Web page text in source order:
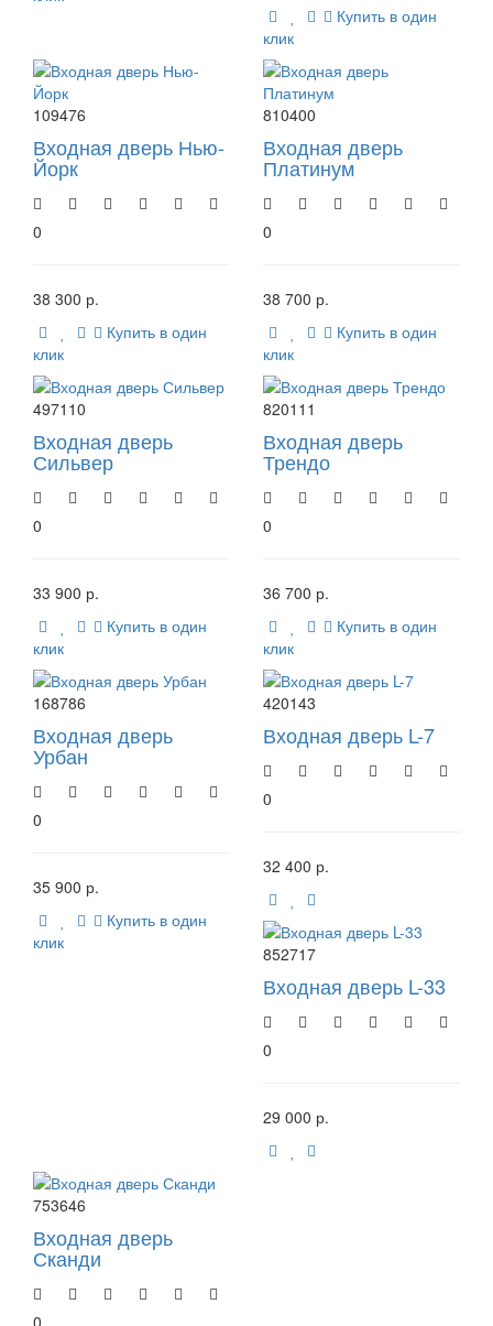
Купить в один
клик
109476
Входная дверь Нью-
Йорк
0
38 300 р.
Купить в один
клик
810400
Входная дверь
Платинум
0
38 700 р.
Купить в один
клик
497110
Входная дверь
Сильвер
0
33 900 р.
Купить в один
клик
820111
Входная дверь
Трендо
0
36 700 р.
Купить в один
клик
168786
Входная дверь
Урбан
0
35 900 р.
Купить в один
клик
420143
Входная дверь L-7
0
32 400 р.
852717
Входная дверь L-33
0
29 000 р.
753646
Входная дверь
Сканди
0